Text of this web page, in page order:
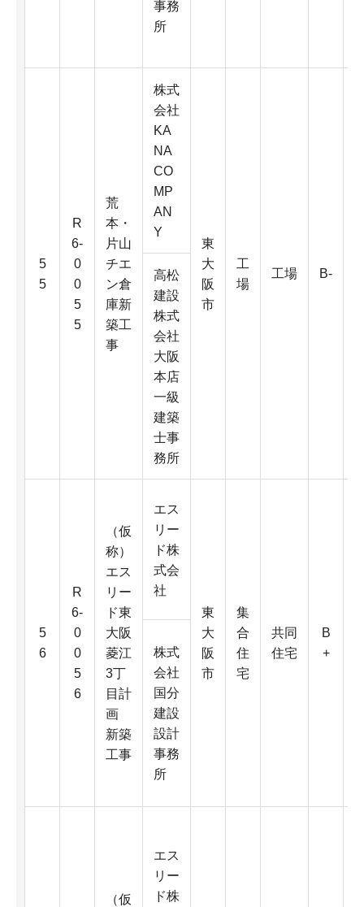
事務
所
5
5
R
6-
0
0
5
5
荒
本・
片山
チエ
ン倉
庫新
築工
事
株式
会社
KA
NA
CO
MP
AN
Y
東
大
阪
市
工
場
工場 B-
高松
建設
株式
会社
大阪
本店
一級
建築
士事
務所
5
6
R
6-
0
0
5
6
（仮
称）
エス
リー
ド東
大阪
菱江
3丁
目計
画
新築
工事
エス
リー
ド株
式会
社
東
大
阪
市
集
合
住
宅
共同
住宅
B
+
株式
会社
国分
建設
設計
事務
所
（仮
エス
リー
ド株